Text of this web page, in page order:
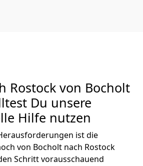
Rostock von Bocholt
Du unsere
Hilfe nutzen
ist die
von Bocholt nach Rostock
Schritt vorausschauend